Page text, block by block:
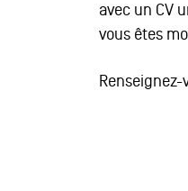
avec un CV
vous êtes
Renseignez-